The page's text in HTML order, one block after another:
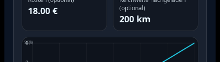
18.00 €
(optional)
200 km